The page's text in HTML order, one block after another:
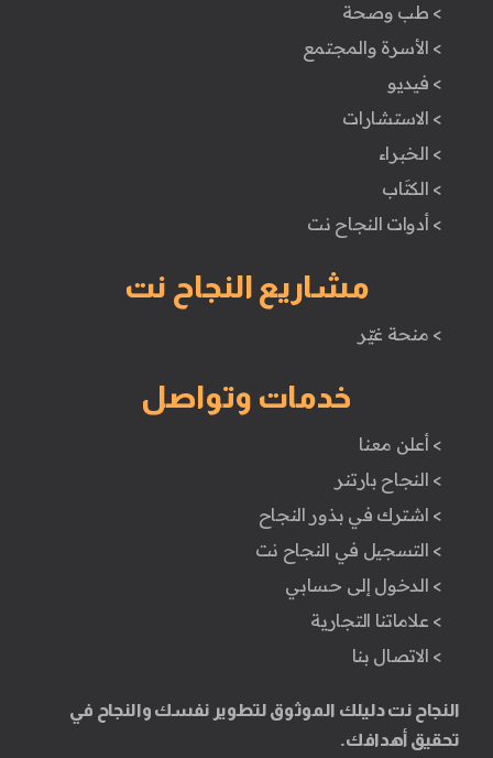
> طب وصحة
> الأسرة والمجتمع
> فيديو
> الاستشارات
> الخبراء
> الكتَاب
> أدوات النجاح نت
مشاريع النجاح نت
> منحة غيّر
خدمات وتواصل
> أعلن معنا
> النجاح بارتنر
> اشترك في بذور النجاح
> التسجيل في النجاح نت
> الدخول إلى حسابي
> علاماتنا التجارية
> الاتصال بنا
النجاح نت دليلك الموثوق لتطوير نفسك والنجاح في
تحقيق أهدافك.